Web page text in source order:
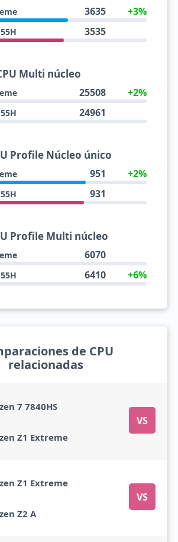
3635 +3%
3535
Multi núcleo
25508 +2%
24961
Profile Núcleo único
951 +2%
931
Profile Multi núcleo
6070
6410 +6%
de CPU
relacionadas
7 7840HS
VS
Z1 Extreme
Z1 Extreme
VS
Z2 A